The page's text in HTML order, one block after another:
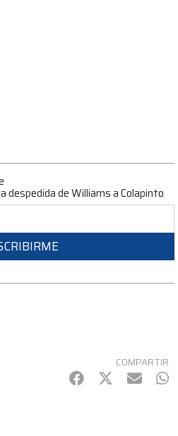
despedida de Williams a Colapinto
COMPARTIR
Facebook
Twitter
mail